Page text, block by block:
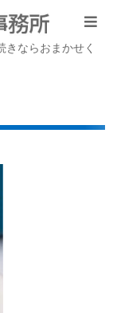
ならおまかせく